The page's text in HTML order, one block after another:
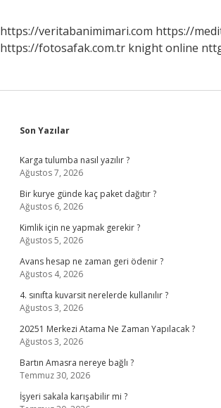
https://veritabanimimari.com https://
https://fotosafak.com.tr knight online
Sidebar
Son Yazılar
Karga tulumba nasıl yazılır ?
Ağustos 7, 2026
Bir kurye günde kaç paket dağıtır ?
Ağustos 6, 2026
Kimlik için ne yapmak gerekir ?
Ağustos 5, 2026
Avans hesap ne zaman geri ödenir ?
Ağustos 4, 2026
4. sınıfta kuvarsit nerelerde kullanılır ?
Ağustos 3, 2026
20251 Merkezi Atama Ne Zaman Yapılacak ?
Ağustos 3, 2026
Bartın Amasra nereye bağlı ?
Temmuz 30, 2026
İşyeri sakala karışabilir mi ?